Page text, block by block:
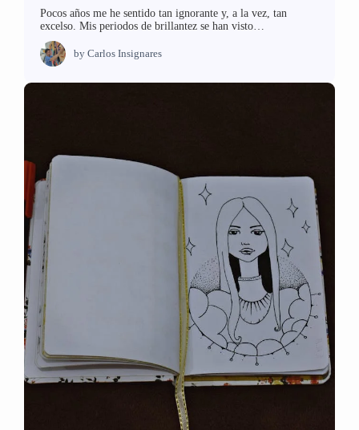
Pocos años me he sentido tan ignorante y, a la vez, tan
excelso. Mis periodos de brillantez se han visto…
by Carlos Insignares